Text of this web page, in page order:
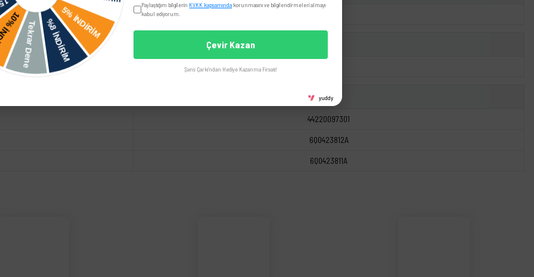
Leon
44220097301
6Q0423812A
6Q0423811A
Paylaştığım bilgilerin KVKK kapsamında korunmasını ve bilgilendirmeleri almayı
kabul ediyorum.
Çevir Kazan
Şans Çarkı'ndan Hediye Kazanma Fırsatı!
yuddy